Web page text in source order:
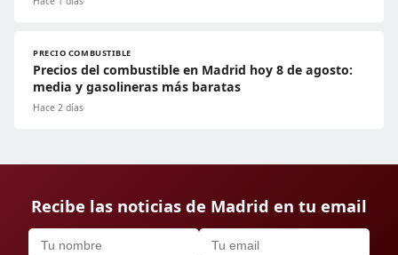
PRECIO COMBUSTIBLE
Precios del combustible en Madrid hoy 8 de agosto:
media y gasolineras más baratas
Hace 2 días
Recibe las noticias de Madrid en tu email